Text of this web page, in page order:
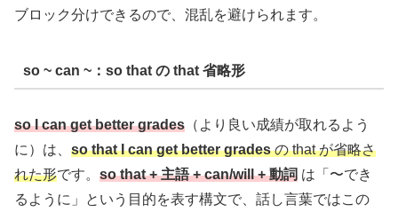
ブロック分けできるので、混乱を避けられます。
so ~ can ~：so that の that 省略形
so I can get better grades （より良い成績が取れるよう
に）は、 so that I can get better gradesの that が省略さ
れた形です。 so that + 主語 + can/will + 動詞 は「〜でき
るように」という目的を表す構文で、話し言葉ではこの